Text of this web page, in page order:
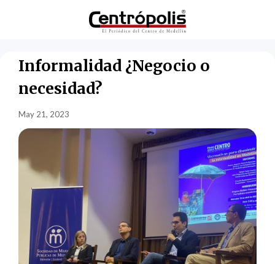
Informalidad ¿Negocio o
necesidad?
May 21, 2023